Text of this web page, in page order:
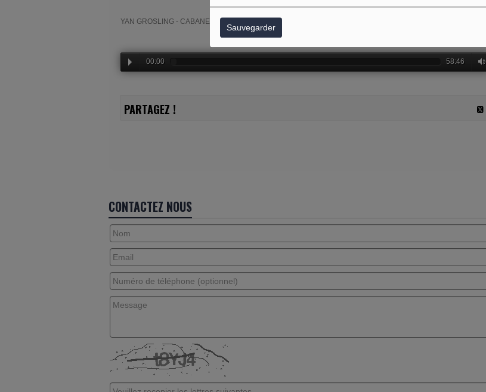
Sauvegarder
YAN GROSLING - CABANE DJ NYE 2022
00:00 58:46
PARTAGEZ !
CONTACTEZ NOUS